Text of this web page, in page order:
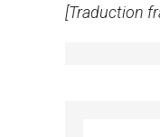
[Traduction